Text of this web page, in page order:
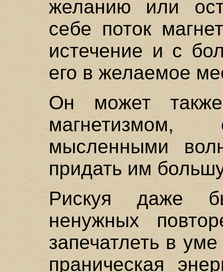
желанию или
себе поток
истечение и с
его в желаемое
Он может также
мысленными
придать им
Рискуя даже
ненужных
запечатлеть в
праническая